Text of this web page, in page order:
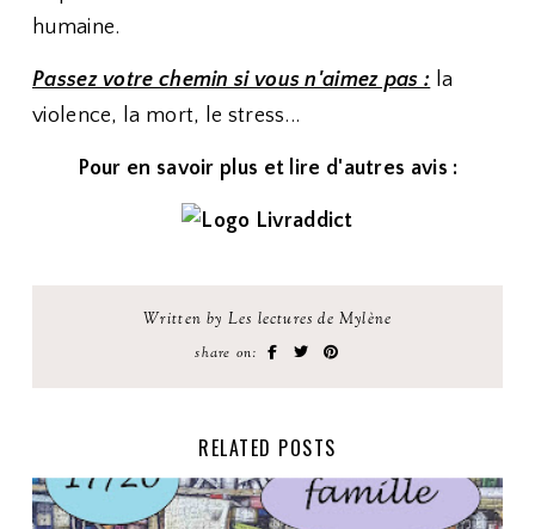
humaine.
Passez votre chemin si vous n'aimez pas : la
violence, la mort, le stress...
Pour en savoir plus et lire d'autres avis :
Written by Les lectures de Mylène
share on:
RELATED POSTS